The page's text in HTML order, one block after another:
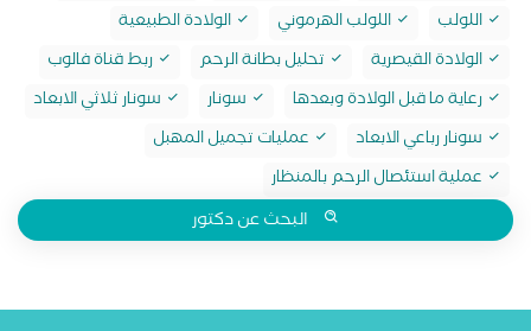
اللولب
اللولب الهرموني
الولادة الطبيعية
الولادة القيصرية
تحليل بطانة الرحم
ربط قناة فالوب
رعاية ما قبل الولادة وبعدها
سونار
سونار ثلاثي الابعاد
سونار رباعي الابعاد
عمليات تجميل المهبل
عملية استئصال الرحم بالمنظار
البحث عن دكتور